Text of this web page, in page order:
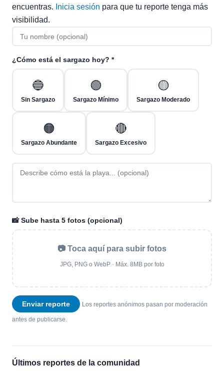
encuentras. Inicia sesión para que tu reporte tenga más
visibilidad.
¿Cómo está el sargazo hoy? *
🔵
Sin Sargazo
🟢
Sargazo Mínimo
🟡
Sargazo Moderado
🟠
Sargazo Abundante
🔴
Sargazo Excesivo
📸 Sube hasta 5 fotos (opcional)
📷 Toca aquí para subir fotos
JPG, PNG o WebP · Máx. 8MB por foto
Enviar reporte Los reportes anónimos pasan por moderación
antes de publicarse.
Últimos reportes de la comunidad